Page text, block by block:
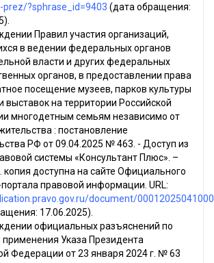
prez/?sphrase_id=9403 (дата обращения:
Правил участия организаций,
в ведении федеральных органов
власти и других федеральных
органов, в предоставлении права
посещение музеев, парков культуры
выставок на территории Российской
многодетным семьям независимо от
: постановление
РФ от 09.04.2025 № 463. - Доступ из
системы «Консультант Плюс». –
копия доступна на сайте Официального
правовой информации. URL:
document/
17.06.2025).
официальных разъяснений по
Указа Президента
Федерации от 23 января 2024 г. № 63